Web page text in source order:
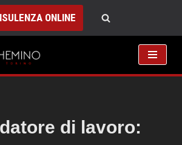
ONLINE
di lavoro: